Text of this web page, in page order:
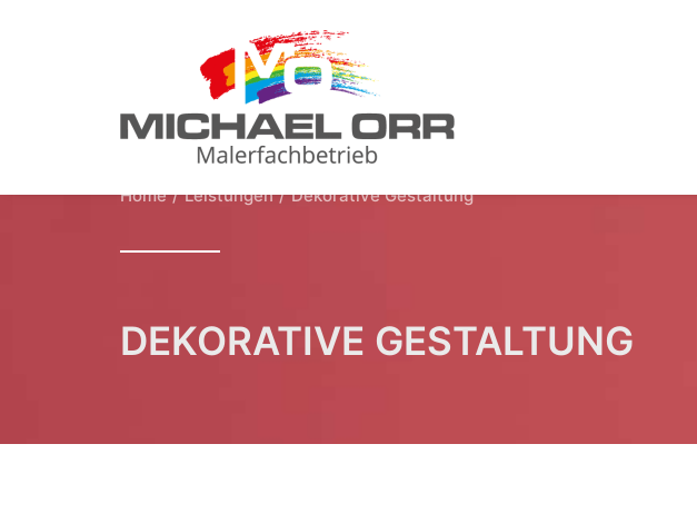
Home Leistungen Dekorative Gestaltung
DEKORATIVE GESTALTUNG